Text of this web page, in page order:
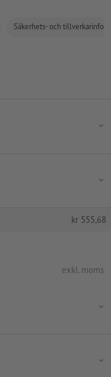
Säkerhets- och
kr 555,68
exkl. moms